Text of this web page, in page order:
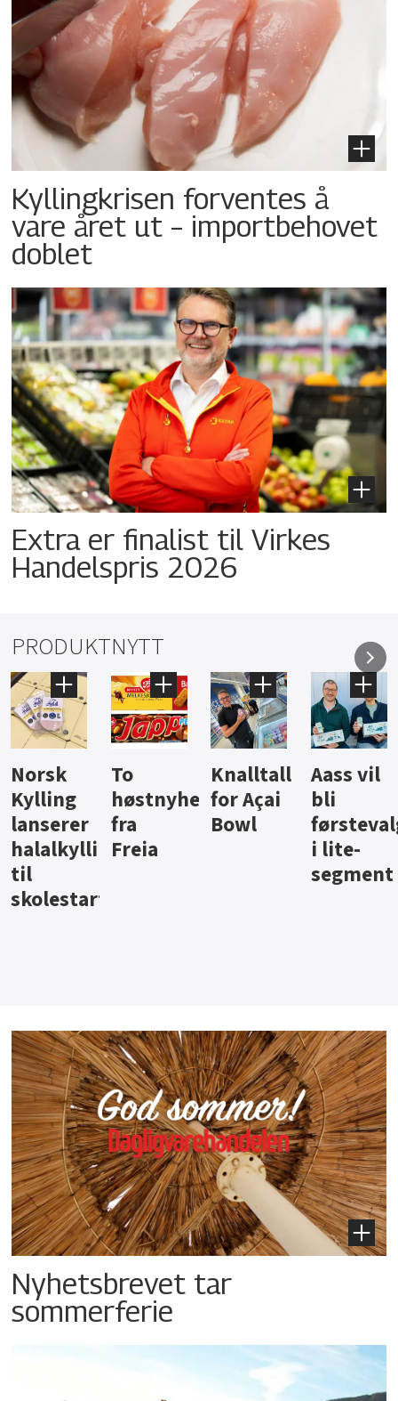
Kyllingkrisen forventes å
vare året ut – importbehovet
doblet
Extra er finalist til Virkes
Handelspris 2026
PRODUKTNYTT
Knalltall
for Açai
Bowl
Aass vil
bli
førstevalg
i lite-
Brus og
jus fra
Berentsen
Hard
iste fra
Hansa
Nyhetsbrevet tar
sommerferie